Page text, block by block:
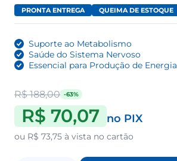
PRONTA ENTREGA QUEIMA DE ESTOQUE
Suporte ao Metabolismo
Saúde do Sistema Nervoso
Essencial para Produção de Energia
R$ 188,00 -63%
R$ 70,07 no PIX
ou R$ 73,75 à vista no cartão